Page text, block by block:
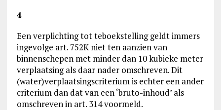
4
Een verplichting tot teboekstelling geldt immers
ingevolge art. 752K niet ten aanzien van
binnenschepen met minder dan 10 kubieke meter
verplaatsing als daar nader omschreven. Dit
(water)verplaatsingscriterium is echter een ander
criterium dan dat van een ‘bruto-inhoud’ als
omschreven in art. 314 voormeld.